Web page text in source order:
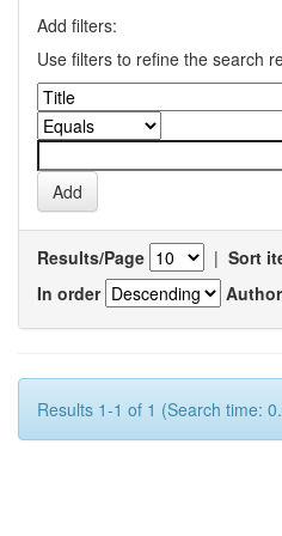
Add filters:
Use filters to refine the search
Results/Page | Sort
In order
Results 1-1 of 1 (Search time: